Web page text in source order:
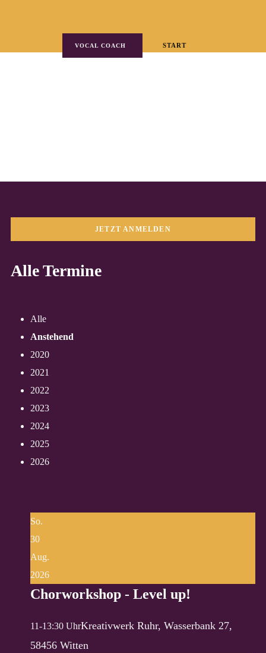
VOCAL COACH START
JETZT ANMELDEN
Alle Termine
Alle
Anstehend
2020
2021
2022
2023
2024
2025
2026
So.
30
Aug.
2026
Chorworkshop - Level up!
11-13:30 UhrKreativwerk Ruhr, Wasserbank 27,
58456 Witten